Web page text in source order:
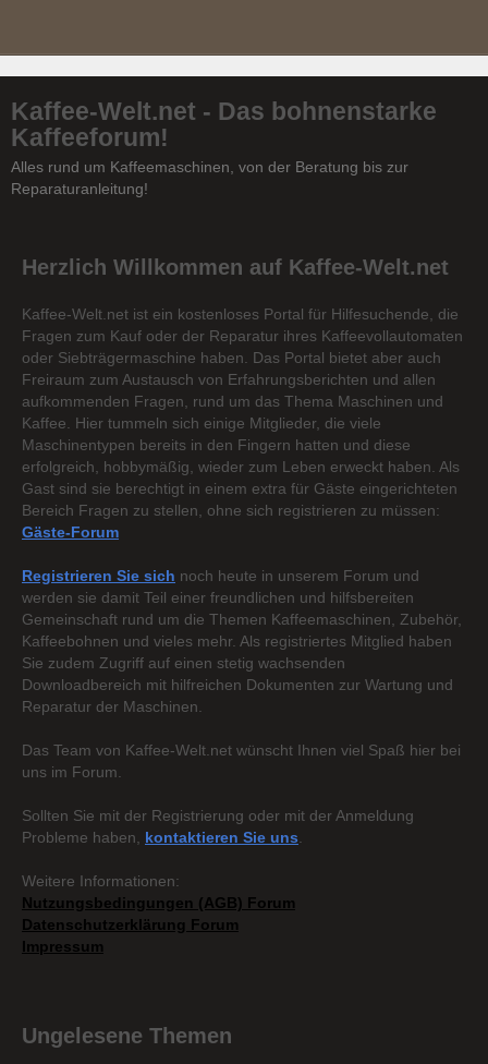
Kaffee-Welt.net - Das bohnenstarke
Kaffeeforum!
Alles rund um Kaffeemaschinen, von der Beratung bis zur
Reparaturanleitung!
Herzlich Willkommen auf Kaffee-Welt.net
Kaffee-Welt.net ist ein kostenloses Portal für Hilfesuchende, die
Fragen zum Kauf oder der Reparatur ihres Kaffeevollautomaten
oder Siebträgermaschine haben. Das Portal bietet aber auch
Freiraum zum Austausch von Erfahrungsberichten und allen
aufkommenden Fragen, rund um das Thema Maschinen und
Kaffee. Hier tummeln sich einige Mitglieder, die viele
Maschinentypen bereits in den Fingern hatten und diese
erfolgreich, hobbymäßig, wieder zum Leben erweckt haben. Als
Gast sind sie berechtigt in einem extra für Gäste eingerichteten
Bereich Fragen zu stellen, ohne sich registrieren zu müssen:
Gäste-Forum
Registrieren Sie sich noch heute in unserem Forum und
werden sie damit Teil einer freundlichen und hilfsbereiten
Gemeinschaft rund um die Themen Kaffeemaschinen, Zubehör,
Kaffeebohnen und vieles mehr. Als registriertes Mitglied haben
Sie zudem Zugriff auf einen stetig wachsenden
Downloadbereich mit hilfreichen Dokumenten zur Wartung und
Reparatur der Maschinen.
Das Team von Kaffee-Welt.net wünscht Ihnen viel Spaß hier bei
uns im Forum.
Sollten Sie mit der Registrierung oder mit der Anmeldung
Probleme haben, kontaktieren Sie uns
Weitere Informationen:
Nutzungsbedingungen (AGB) Forum
Datenschutzerklärung Forum
Impressum
Ungelesene Themen